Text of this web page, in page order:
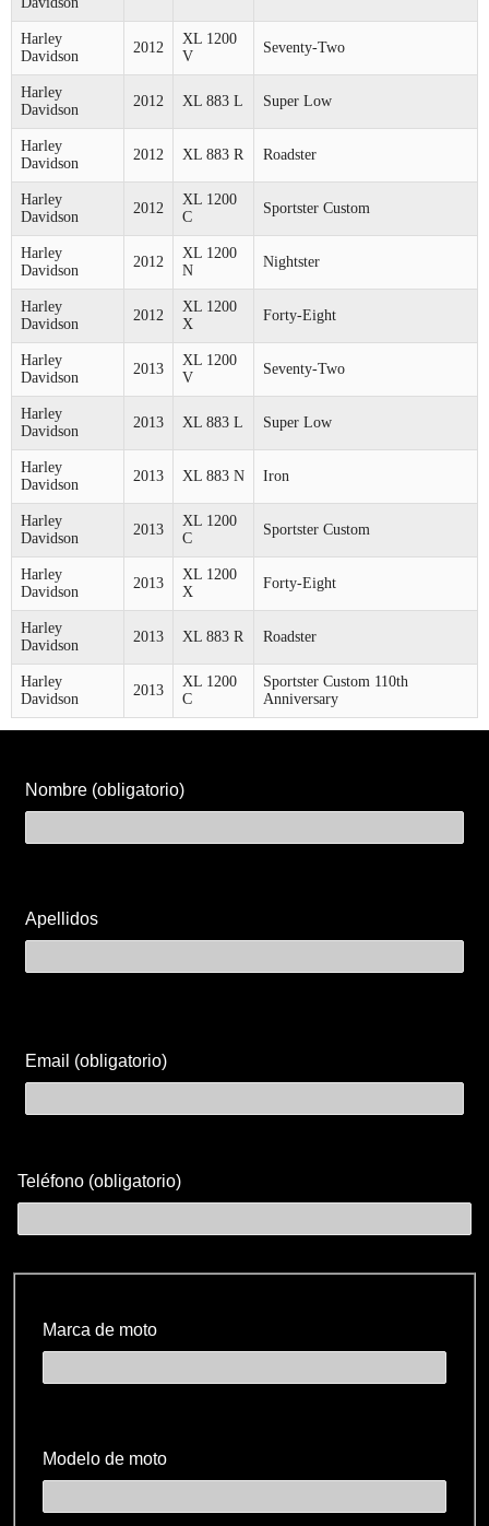
Harley
Davidson
2012
XL 1200
V
Seventy-Two
Harley
Davidson
2012 XL 883 L Super Low
Harley
Davidson
2012 XL 883 R Roadster
Harley
Davidson
2012
XL 1200
C
Sportster Custom
Harley
Davidson
2012
XL 1200
N
Nightster
Harley
Davidson
2012
XL 1200
X
Forty-Eight
Harley
Davidson
2013
XL 1200
V
Seventy-Two
Harley
Davidson
2013 XL 883 L Super Low
Harley
Davidson
2013 XL 883 N Iron
Harley
Davidson
2013
XL 1200
C
Sportster Custom
Harley
Davidson
2013
XL 1200
X
Forty-Eight
Harley
Davidson
2013 XL 883 R Roadster
Harley
Davidson
2013
XL 1200
C
Sportster Custom 110th
Anniversary
Nombre (obligatorio)
Apellidos
Email (obligatorio)
Teléfono (obligatorio)
Marca de moto
Modelo de moto